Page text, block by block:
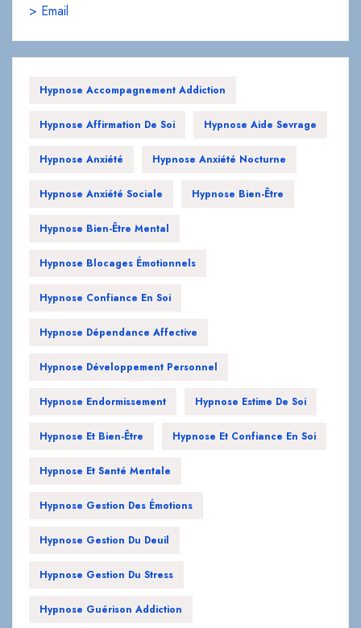
> Email
Hypnose Accompagnement Addiction
Hypnose Affirmation De Soi Hypnose Aide Sevrage
Hypnose Anxiété Hypnose Anxiété Nocturne
Hypnose Anxiété Sociale Hypnose Bien-Être
Hypnose Bien-Être Mental
Hypnose Blocages Émotionnels
Hypnose Confiance En Soi
Hypnose Dépendance Affective
Hypnose Développement Personnel
Hypnose Endormissement Hypnose Estime De Soi
Hypnose Et Bien-Être Hypnose Et Confiance En Soi
Hypnose Et Santé Mentale
Hypnose Gestion Des Émotions
Hypnose Gestion Du Deuil
Hypnose Gestion Du Stress
Hypnose Guérison Addiction